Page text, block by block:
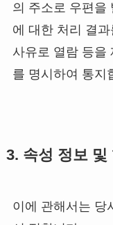
의 주소로 우편을
에 대한 처리 결
사유로 열람 등을
를 명시하여 통지
3. 속성 정보 및
이에 관해서는 당